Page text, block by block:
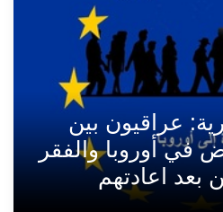
عراقيون بين
في أوروبا والفقر
بعد اعادتهم